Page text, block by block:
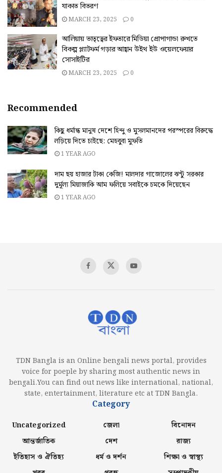
যাকাত বিতরণ
MARCH 23, 2025 0
আলিয়ায় ভাতৃত্বের ইফতারে মিডিয়া প্রোপাগান্ডা রুখতে
বিকল্প প্ল্যাটফর্ম গড়ার আহ্বান উইথ ইউ ওয়েলফেয়ার
সোসাইটির
MARCH 23, 2025 0
Recommended
কিছু ধর্মান্ধ মানুষ দেশে হিন্দু ও মুসলমানদের পরস্পরের বিরুদ্ধে
লড়িয়ে দিতে চাইছে: মেহবুবা মুফতি
1 YEAR AGO
দাম ছয় হাজার টাকা কেজি! মালদার গাজোলের ঝন্টু সরকার
দুর্মূল্য মিয়াজাকি আম ফলিয়ে সবাইকে চমকে দিয়েছেন
1 YEAR AGO
TDN Bangla is an Online bengali news portal, provides
voice for poeple by sharing most authentic news in
bengali.You can find out news like international, national,
state, entertainment, literature etc at TDN Bangla.
Category
Uncategorized
আন্তর্জাতিক
ইতিহাস ও ঐতিহ্য
জেলা
দেশ
ধর্ম ও দর্শন
বিনোদন
রাজ্য
শিক্ষা ও স্বাস্থ্য